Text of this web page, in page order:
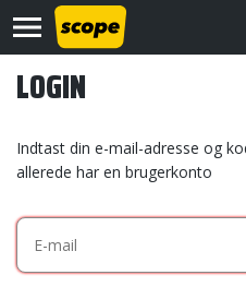
LOGIN
Indtast din e-mail-adresse og
allerede har en brugerkonto